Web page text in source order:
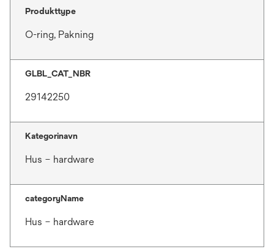
Produkttype
O-ring, Pakning
GLBL_CAT_NBR
29142250
Kategorinavn
Hus – hardware
categoryName
Hus – hardware